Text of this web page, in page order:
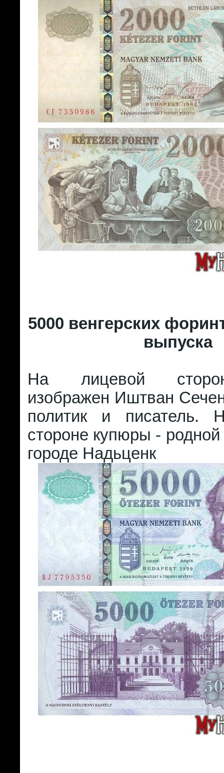
5000 венгерских
выпуска
На лицевой
изображен Иштван
политик и писатель.
стороне купюры -
городе Надьценк